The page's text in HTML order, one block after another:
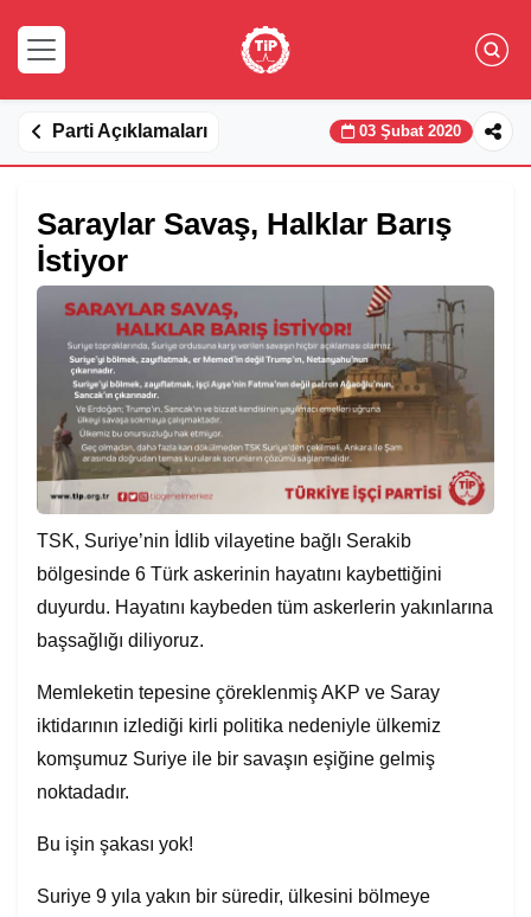
Parti Açıklamaları 03 Şubat 2020
Saraylar Savaş, Halklar Barış
İstiyor
TSK, Suriye’nin İdlib vilayetine bağlı Serakib
bölgesinde 6 Türk askerinin hayatını kaybettiğini
duyurdu. Hayatını kaybeden tüm askerlerin yakınlarına
başsağlığı diliyoruz.
Memleketin tepesine çöreklenmiş AKP ve Saray
iktidarının izlediği kirli politika nedeniyle ülkemiz
komşumuz Suriye ile bir savaşın eşiğine gelmiş
noktadadır.
Bu işin şakası yok!
Suriye 9 yıla yakın bir süredir, ülkesini bölmeye